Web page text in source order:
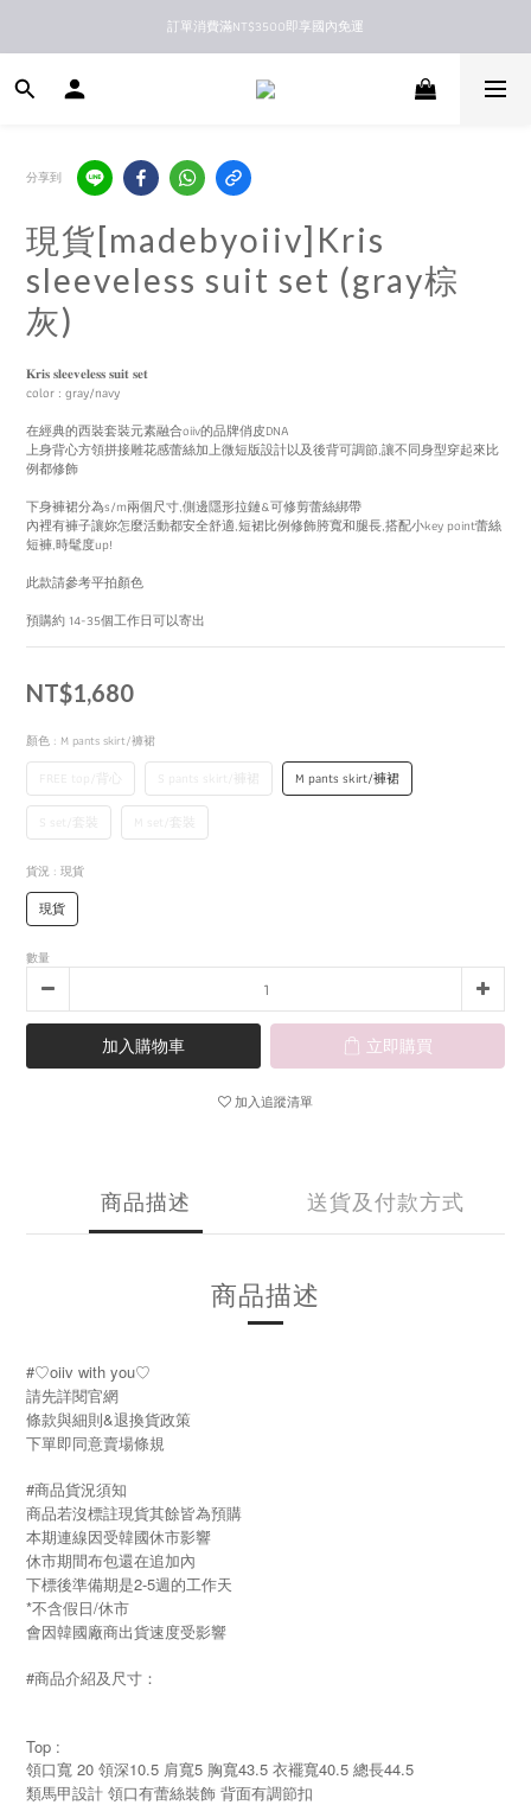
新馬港澳順豐到付配送
訂單消費滿NT$3500即享國內免運
新馬港澳順豐到付配送
分享到
現貨[madebyoiiv]Kris
sleeveless suit set (gray棕
灰)
𝐊𝐫𝐢𝐬 𝐬𝐥𝐞𝐞𝐯𝐞𝐥𝐞𝐬𝐬 𝐬𝐮𝐢𝐭 𝐬𝐞𝐭
color : gray/navy
在經典的西裝套裝元素融合oiiv的品牌俏皮DNA
上身背心方領拼接雕花感蕾絲加上微短版設計以及後背可調節,讓不同身型穿起來比
例都修飾
下身褲裙分為s/m兩個尺寸,側邊隱形拉鏈&可修剪蕾絲綁帶
內裡有褲子讓妳怎麼活動都安全舒適,短裙比例修飾胯寬和腿長,搭配小key point蕾絲
短褲,時髦度up!
此款請參考平拍顏色
預購約 14-35個工作日可以寄出
NT$1,680
顏色 : M pants skirt/褲裙
S pants skirt/褲裙 M pants skirt/褲裙
S set/套裝 M set/套裝
貨況 : 現貨
現貨
數量
加入購物車 立即購買
加入追蹤清單
商品描述 送貨及付款方式
商品描述
#♡oiiv with you♡
請先詳閱官網
條款與細則&退換貨政策
下單即同意賣場條規
#商品貨況須知
商品若沒標註現貨其餘皆為預購
本期連線因受韓國休市影響
休市期間布包還在追加內
下標後準備期是2-5週的工作天
*不含假日/休市
會因韓國廠商出貨速度受影響
#商品介紹及尺寸：
Top :
領口寬 20 領深10.5 肩寬5 胸寬43.5 衣襬寬40.5 總長44.5
類馬甲設計 領口有蕾絲裝飾 背面有調節扣